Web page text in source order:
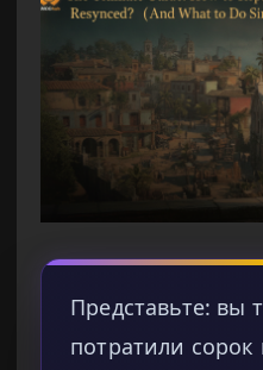
Представьте: вы
потратили сорок